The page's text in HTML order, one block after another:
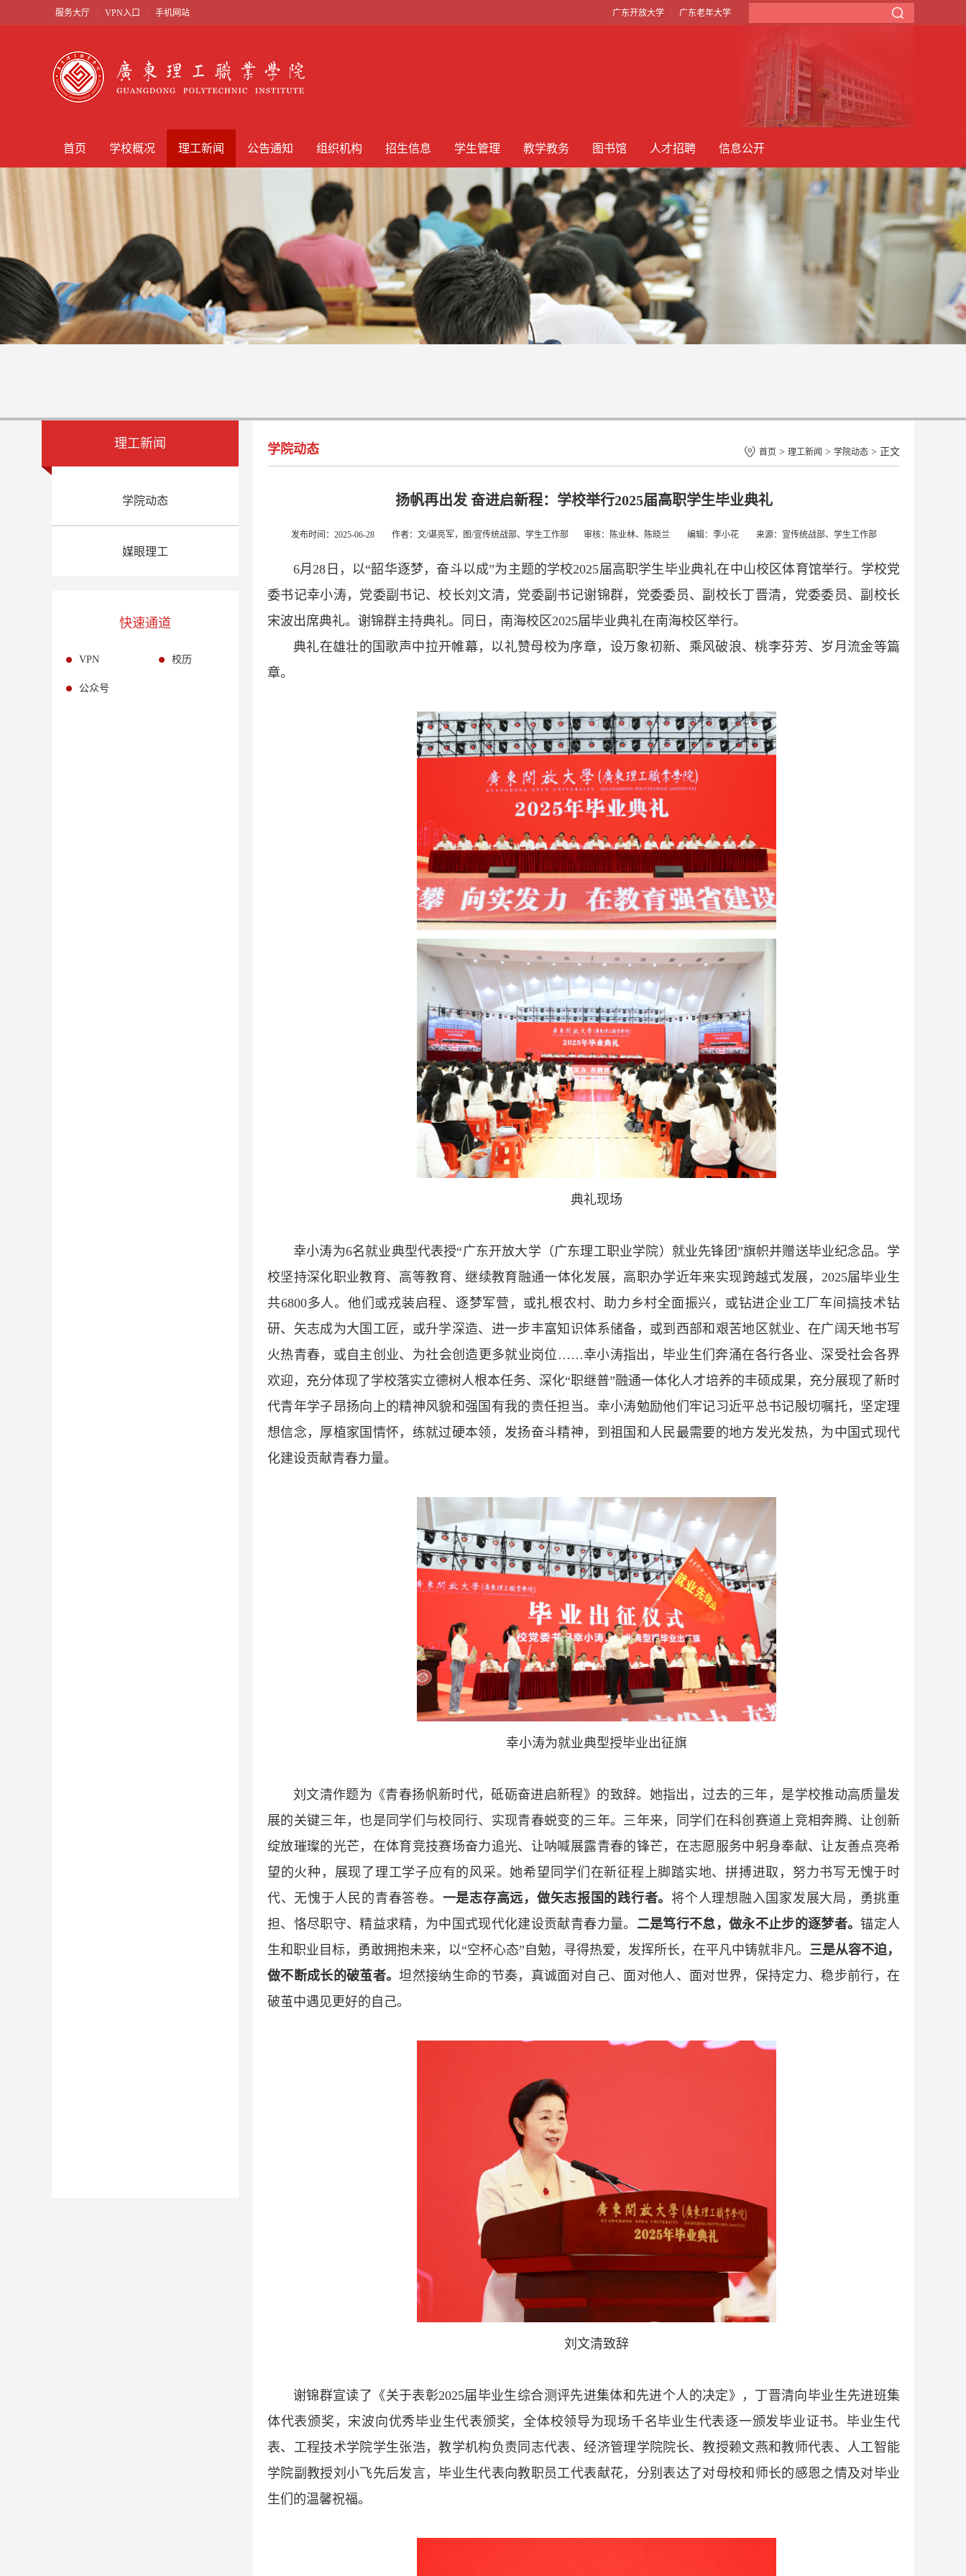
服务大厅 VPN入口 手机网站 广东开放大学 广东老年大学
首页 学校概况 理工新闻 公告通知 组织机构 招生信息 学生管理 教学教务 图书馆 人才招聘 信息公开
理工新闻
学院动态
媒眼理工
快速通道
VPN 校历
公众号
学院动态 首页 > 理工新闻 > 学院动态 > 正文
扬帆再出发 奋进启新程：学校举行2025届高职学生毕业典礼
发布时间：2025-06-28 作者：文/谌亮军，图/宣传统战部、学生工作部 审核：陈业林、陈晓兰 编辑：李小花 来源：宣传统战部、学生工作部
6月28日，以“韶华逐梦，奋斗以成”为主题的学校2025届高职学生毕业典礼在中山校区体育馆举行。学校党
委书记幸小涛，党委副书记、校长刘文清，党委副书记谢锦群，党委委员、副校长丁晋清，党委委员、副校长
宋波出席典礼。谢锦群主持典礼。同日，南海校区2025届毕业典礼在南海校区举行。
典礼在雄壮的国歌声中拉开帷幕，以礼赞母校为序章，设万象初新、乘风破浪、桃李芬芳、岁月流金等篇
章。
典礼现场
幸小涛为6名就业典型代表授“广东开放大学（广东理工职业学院）就业先锋团”旗帜并赠送毕业纪念品。学
校坚持深化职业教育、高等教育、继续教育融通一体化发展，高职办学近年来实现跨越式发展，2025届毕业生
共6800多人。他们或戎装启程、逐梦军营，或扎根农村、助力乡村全面振兴，或钻进企业工厂车间搞技术钻
研、矢志成为大国工匠，或升学深造、进一步丰富知识体系储备，或到西部和艰苦地区就业、在广阔天地书写
火热青春，或自主创业、为社会创造更多就业岗位……幸小涛指出，毕业生们奔涌在各行各业、深受社会各界
欢迎，充分体现了学校落实立德树人根本任务、深化“职继普”融通一体化人才培养的丰硕成果，充分展现了新时
代青年学子昂扬向上的精神风貌和强国有我的责任担当。幸小涛勉励他们牢记习近平总书记殷切嘱托，坚定理
想信念，厚植家国情怀，练就过硬本领，发扬奋斗精神，到祖国和人民最需要的地方发光发热，为中国式现代
化建设贡献青春力量。
幸小涛为就业典型授毕业出征旗
刘文清作题为《青春扬帆新时代，砥砺奋进启新程》的致辞。她指出，过去的三年，是学校推动高质量发
展的关键三年，也是同学们与校同行、实现青春蜕变的三年。三年来，同学们在科创赛道上竞相奔腾、让创新
绽放璀璨的光芒，在体育竞技赛场奋力追光、让呐喊展露青春的锋芒，在志愿服务中躬身奉献、让友善点亮希
望的火种，展现了理工学子应有的风采。她希望同学们在新征程上脚踏实地、拼搏进取，努力书写无愧于时
代、无愧于人民的青春答卷。 一是志存高远，做矢志报国的践行者。将个人理想融入国家发展大局，勇挑重
担、恪尽职守、精益求精，为中国式现代化建设贡献青春力量。 二是笃行不怠，做永不止步的逐梦者。锚定人
生和职业目标，勇敢拥抱未来，以“空杯心态”自勉，寻得热爱，发挥所长，在平凡中铸就非凡。 三是从容不迫，
做不断成长的破茧者。坦然接纳生命的节奏，真诚面对自己、面对他人、面对世界，保持定力、稳步前行，在
破茧中遇见更好的自己。
刘文清致辞
谢锦群宣读了《关于表彰2025届毕业生综合测评先进集体和先进个人的决定》，丁晋清向毕业生先进班集
体代表颁奖，宋波向优秀毕业生代表颁奖，全体校领导为现场千名毕业生代表逐一颁发毕业证书。毕业生代
表、工程技术学院学生张浩，教学机构负责同志代表、经济管理学院院长、教授赖文燕和教师代表、人工智能
学院副教授刘小飞先后发言，毕业生代表向教职员工代表献花，分别表达了对母校和师长的感恩之情及对毕业
生们的温馨祝福。